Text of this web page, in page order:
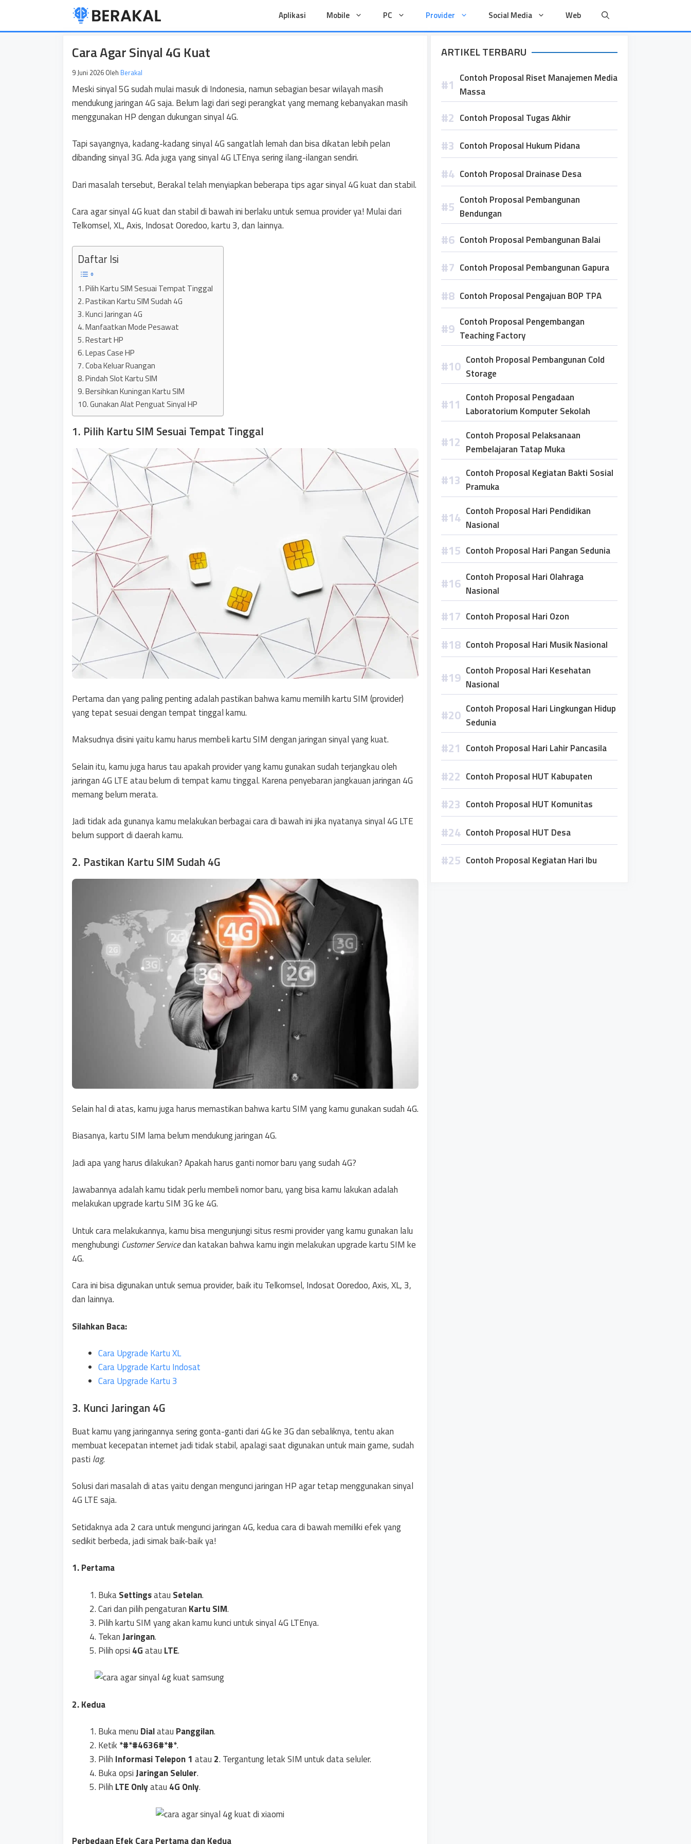
isi
Aplikasi Mobile PC Provider Social Media Web
Cara Agar Sinyal 4G Kuat
9 Juni 2026 Oleh Berakal
Meski sinyal 5G sudah mulai masuk di Indonesia, namun sebagian besar wilayah masih
mendukung jaringan 4G saja. Belum lagi dari segi perangkat yang memang kebanyakan masih
menggunakan HP dengan dukungan sinyal 4G.
Tapi sayangnya, kadang-kadang sinyal 4G sangatlah lemah dan bisa dikatan lebih pelan
dibanding sinyal 3G. Ada juga yang sinyal 4G LTEnya sering ilang-ilangan sendiri.
Dari masalah tersebut, Berakal telah menyiapkan beberapa tips agar sinyal 4G kuat dan stabil.
Cara agar sinyal 4G kuat dan stabil di bawah ini berlaku untuk semua provider ya! Mulai dari
Telkomsel, XL, Axis, Indosat Ooredoo, kartu 3, dan lainnya.
Daftar Isi
1. Pilih Kartu SIM Sesuai Tempat Tinggal
2. Pastikan Kartu SIM Sudah 4G
3. Kunci Jaringan 4G
4. Manfaatkan Mode Pesawat
5. Restart HP
6. Lepas Case HP
7. Coba Keluar Ruangan
8. Pindah Slot Kartu SIM
9. Bersihkan Kuningan Kartu SIM
10. Gunakan Alat Penguat Sinyal HP
1. Pilih Kartu SIM Sesuai Tempat Tinggal
Pertama dan yang paling penting adalah pastikan bahwa kamu memilih kartu SIM (provider)
yang tepat sesuai dengan tempat tinggal kamu.
Maksudnya disini yaitu kamu harus membeli kartu SIM dengan jaringan sinyal yang kuat.
Selain itu, kamu juga harus tau apakah provider yang kamu gunakan sudah terjangkau oleh
jaringan 4G LTE atau belum di tempat kamu tinggal. Karena penyebaran jangkauan jaringan 4G
memang belum merata.
Jadi tidak ada gunanya kamu melakukan berbagai cara di bawah ini jika nyatanya sinyal 4G LTE
belum support di daerah kamu.
2. Pastikan Kartu SIM Sudah 4G
Selain hal di atas, kamu juga harus memastikan bahwa kartu SIM yang kamu gunakan sudah 4G.
Biasanya, kartu SIM lama belum mendukung jaringan 4G.
Jadi apa yang harus dilakukan? Apakah harus ganti nomor baru yang sudah 4G?
Jawabannya adalah kamu tidak perlu membeli nomor baru, yang bisa kamu lakukan adalah
melakukan upgrade kartu SIM 3G ke 4G.
Untuk cara melakukannya, kamu bisa mengunjungi situs resmi provider yang kamu gunakan lalu
menghubungi Customer Servicedan katakan bahwa kamu ingin melakukan upgrade kartu SIM ke
4G.
Cara ini bisa digunakan untuk semua provider, baik itu Telkomsel, Indosat Ooredoo, Axis, XL, 3,
dan lainnya.
Silahkan Baca:
Cara Upgrade Kartu XL
Cara Upgrade Kartu Indosat
Cara Upgrade Kartu 3
3. Kunci Jaringan 4G
Buat kamu yang jaringannya sering gonta-ganti dari 4G ke 3G dan sebaliknya, tentu akan
membuat kecepatan internet jadi tidak stabil, apalagi saat digunakan untuk main game, sudah
pasti lag.
Solusi dari masalah di atas yaitu dengan mengunci jaringan HP agar tetap menggunakan sinyal
4G LTE saja.
Setidaknya ada 2 cara untuk mengunci jaringan 4G, kedua cara di bawah memiliki efek yang
sedikit berbeda, jadi simak baik-baik ya!
1. Pertama
BukaSettingsatau Setelan.
Cari dan pilih pengaturan Kartu SIM.
Pilih kartu SIM yang akan kamu kunci untuk sinyal 4G LTEnya.
TekanJaringan.
Pilih opsi 4Gatau LTE.
2. Kedua
Buka menu Dialatau Panggilan.
Ketik *#*#4636#*#*.
Pilih Informasi Telepon 1 atau 2. Tergantung letak SIM untuk data seluler.
Buka opsiJaringan Seluler.
Pilih LTE Onlyatau 4G Only.
Perbedaan Efek Cara Pertama dan Kedua
ARTIKEL TERBARU
Contoh Proposal Riset Manajemen Media
Massa
Contoh Proposal Tugas Akhir
Contoh Proposal Hukum Pidana
Contoh Proposal Drainase Desa
Contoh Proposal Pembangunan
Bendungan
Contoh Proposal Pembangunan Balai
Contoh Proposal Pembangunan Gapura
Contoh Proposal Pengajuan BOP TPA
Contoh Proposal Pengembangan
Teaching Factory
Contoh Proposal Pembangunan Cold
Storage
Contoh Proposal Pengadaan
Laboratorium Komputer Sekolah
Contoh Proposal Pelaksanaan
Pembelajaran Tatap Muka
Contoh Proposal Kegiatan Bakti Sosial
Pramuka
Contoh Proposal Hari Pendidikan
Nasional
Contoh Proposal Hari Pangan Sedunia
Contoh Proposal Hari Olahraga
Nasional
Contoh Proposal Hari Ozon
Contoh Proposal Hari Musik Nasional
Contoh Proposal Hari Kesehatan
Nasional
Contoh Proposal Hari Lingkungan Hidup
Sedunia
Contoh Proposal Hari Lahir Pancasila
Contoh Proposal HUT Kabupaten
Contoh Proposal HUT Komunitas
Contoh Proposal HUT Desa
Contoh Proposal Kegiatan Hari Ibu